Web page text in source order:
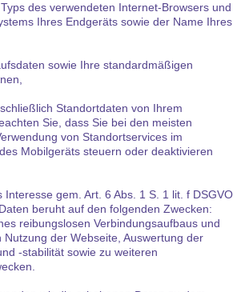
des verwendeten Internet-Browsers und
Ihres Endgeräts sowie der Name Ihres
sowie Ihre standardmäßigen
Standortdaten von Ihrem
Sie, dass Sie bei den meisten
von Standortservices im
Mobilgeräts steuern oder deaktivieren
Interesse gem. Art. 6 Abs. 1 S. 1 lit. f DSGVO
beruht auf den folgenden Zwecken:
reibungslosen Verbindungsaufbaus und
der Webseite, Auswertung der
-stabilität sowie zu weiteren